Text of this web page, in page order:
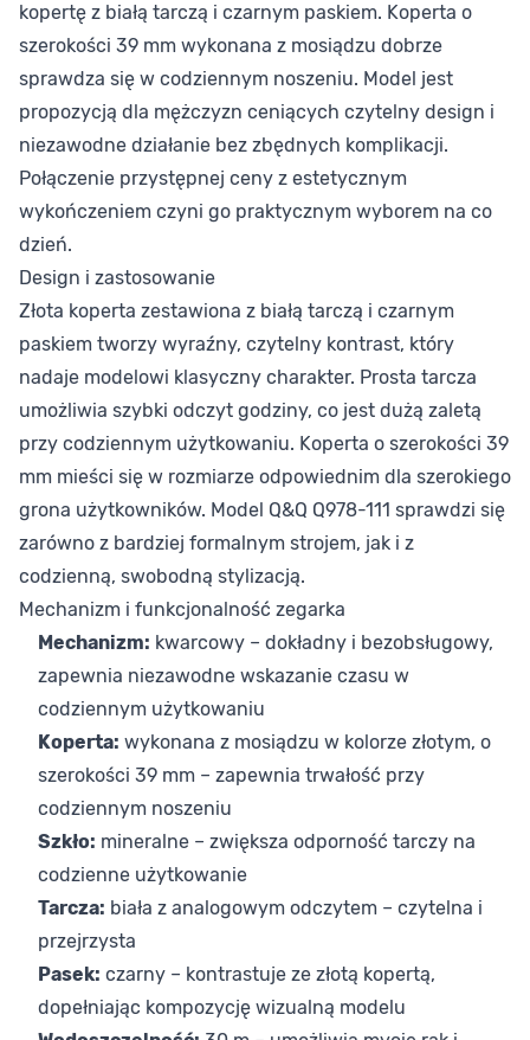
kopertę z białą tarczą i czarnym paskiem. Koperta o
szerokości 39 mm wykonana z mosiądzu dobrze
sprawdza się w codziennym noszeniu. Model jest
propozycją dla mężczyzn ceniących czytelny design i
niezawodne działanie bez zbędnych komplikacji.
Połączenie przystępnej ceny z estetycznym
wykończeniem czyni go praktycznym wyborem na co
dzień.
Design i zastosowanie
Złota koperta zestawiona z białą tarczą i czarnym
paskiem tworzy wyraźny, czytelny kontrast, który
nadaje modelowi klasyczny charakter. Prosta tarcza
umożliwia szybki odczyt godziny, co jest dużą zaletą
przy codziennym użytkowaniu. Koperta o szerokości 39
mm mieści się w rozmiarze odpowiednim dla szerokiego
grona użytkowników. Model Q&Q Q978-111 sprawdzi się
zarówno z bardziej formalnym strojem, jak i z
codzienną, swobodną stylizacją.
Mechanizm i funkcjonalność zegarka
Mechanizm: kwarcowy – dokładny i bezobsługowy,
zapewnia niezawodne wskazanie czasu w
codziennym użytkowaniu
Koperta: wykonana z mosiądzu w kolorze złotym, o
szerokości 39 mm – zapewnia trwałość przy
codziennym noszeniu
Szkło: mineralne – zwiększa odporność tarczy na
codzienne użytkowanie
Tarcza: biała z analogowym odczytem – czytelna i
przejrzysta
Pasek: czarny – kontrastuje ze złotą kopertą,
dopełniając kompozycję wizualną modelu